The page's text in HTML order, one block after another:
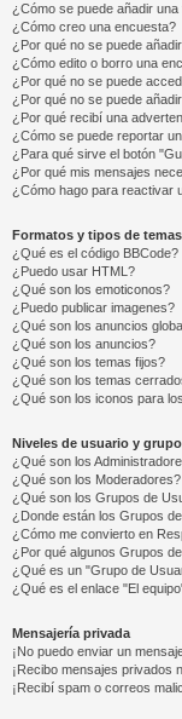
¿Cómo se puede añadir
¿Cómo creo una encuesta?
¿Por qué no se puede
¿Cómo edito o borro una
¿Por qué no se puede
¿Por qué no se puede
¿Por qué recibí una
¿Cómo se puede reportar
¿Para qué sirve el botón
¿Por qué mis mensajes
¿Cómo hago para reactivar
Formatos y tipos de temas
¿Qué es el código BBCode?
¿Puedo usar HTML?
¿Qué son los emoticonos?
¿Puedo publicar imagenes?
¿Qué son los anuncios
¿Qué son los anuncios?
¿Qué son los temas fijos?
¿Qué son los temas
¿Qué son los iconos para
Niveles de usuario y
¿Qué son los
¿Qué son los Moderadores?
¿Qué son los Grupos de
¿Donde están los Grupos
¿Cómo me convierto en
¿Por qué algunos Grupos
¿Qué es un "Grupo de
¿Qué es el enlace "El
Mensajería privada
¡No puedo enviar un
¡Recibo mensajes privados
¡Recibí spam o correos